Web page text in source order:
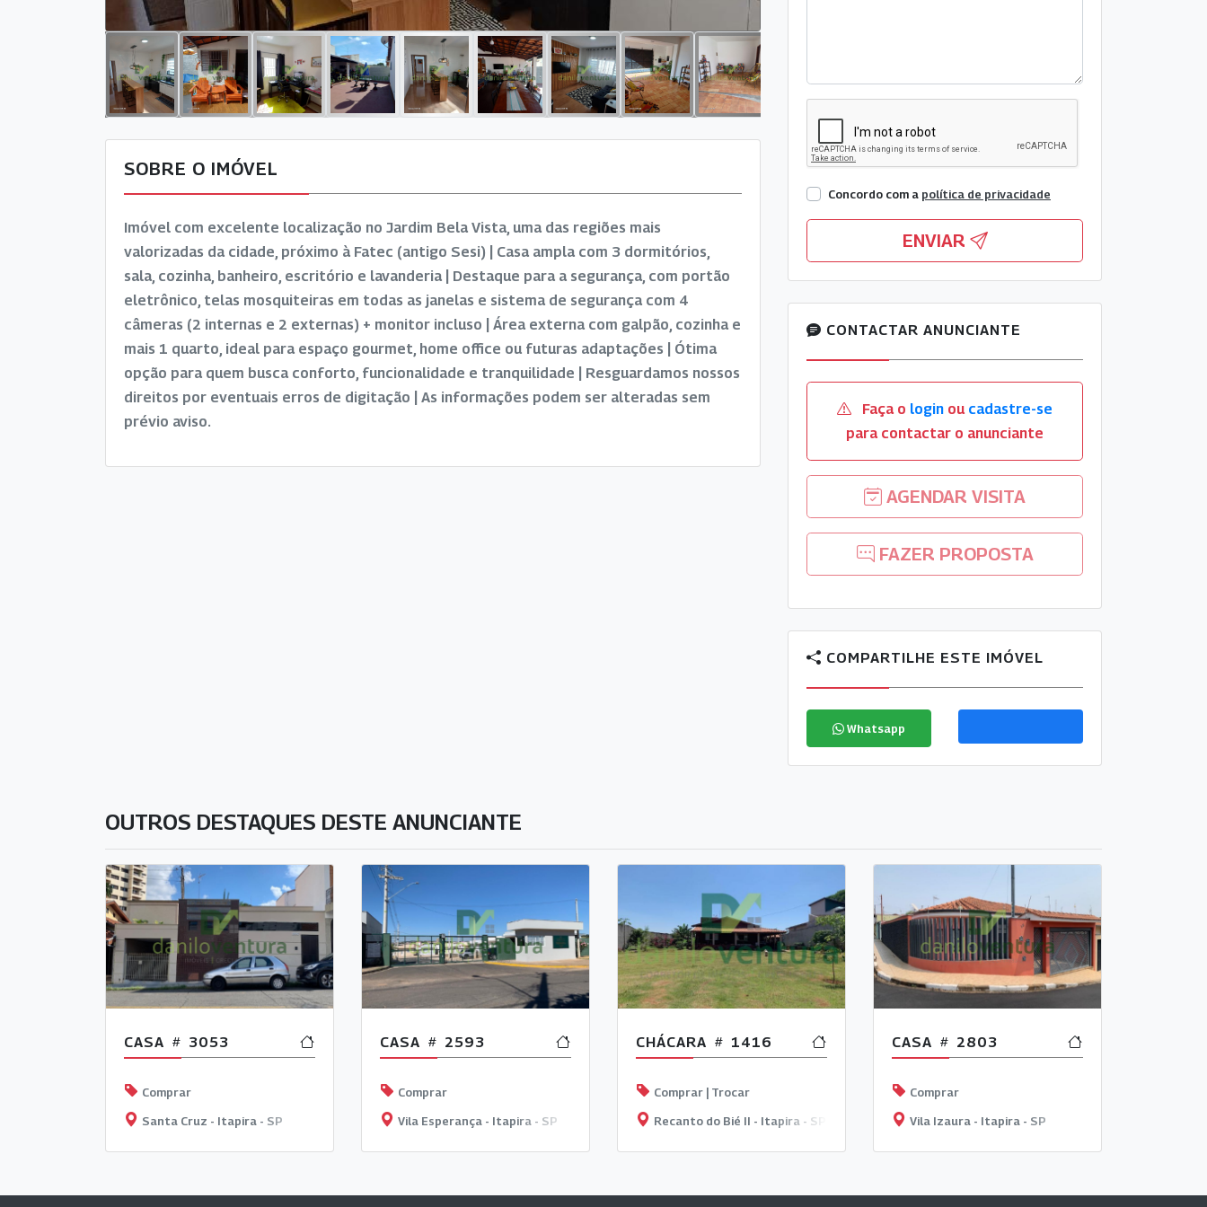
SOBRE O IMÓVEL
Imóvel com excelente localização no Jardim Bela Vista, uma das regiões mais
valorizadas da cidade, próximo à Fatec (antigo Sesi) | Casa ampla com 3 dormitórios,
sala, cozinha, banheiro, escritório e lavanderia | Destaque para a segurança, com portão
eletrônico, telas mosquiteiras em todas as janelas e sistema de segurança com 4
câmeras (2 internas e 2 externas) + monitor incluso | Área externa com galpão, cozinha e
mais 1 quarto, ideal para espaço gourmet, home office ou futuras adaptações | Ótima
opção para quem busca conforto, funcionalidade e tranquilidade | Resguardamos nossos
direitos por eventuais erros de digitação | As informações podem ser alteradas sem
prévio aviso.
Concordo com a política de privacidade
ENVIAR
CONTACTAR ANUNCIANTE
Faça o login ou cadastre-se
para contactar o anunciante
AGENDAR VISITA
FAZER PROPOSTA
COMPARTILHE ESTE IMÓVEL
Whatsapp
OUTROS DESTAQUES DESTE ANUNCIANTE
CASA 3053
Comprar
Santa Cruz - Itapira - SP
CASA 2593
Comprar
Vila Esperança - Itapira - SP
CHÁCARA 1416
Comprar | Trocar
Recanto do Bié II - Itapira - SP
CASA 2803
Comprar
Vila Izaura - Itapira - SP